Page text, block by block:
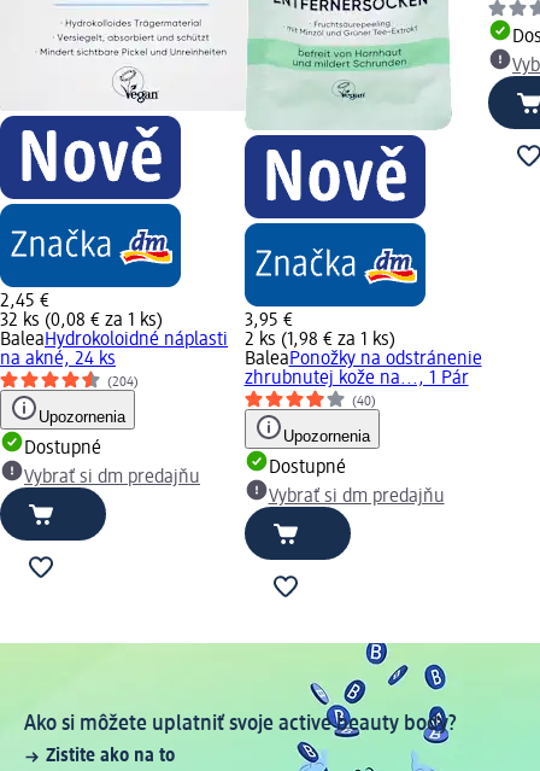
2,45 €
32 ks (0,08 € za 1 ks)
BaleaHydrokoloidné náplasti
na akné, 24 ks
(204)
Upozornenia
Dostupné
Vybrať si dm predajňu
3,95 €
2 ks (1,98 € za 1 ks)
BaleaPonožky na odstránenie
zhrubnutej kože na..., 1 Pár
(40)
Upozornenia
Dostupné
Vybrať si dm predajňu
Ako si môžete uplatniť svoje active beauty body?
Zistite ako na to